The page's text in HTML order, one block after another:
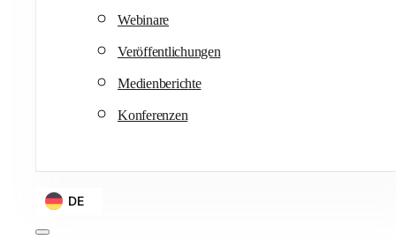
Webinare
Veröffentlichungen
Medienberichte
Konferenzen
DE